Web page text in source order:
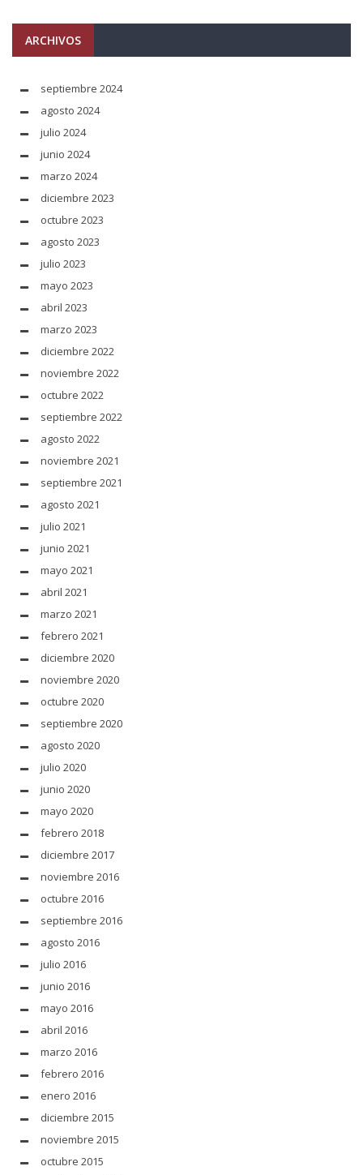
ARCHIVOS
septiembre 2024
agosto 2024
julio 2024
junio 2024
marzo 2024
diciembre 2023
octubre 2023
agosto 2023
julio 2023
mayo 2023
abril 2023
marzo 2023
diciembre 2022
noviembre 2022
octubre 2022
septiembre 2022
agosto 2022
noviembre 2021
septiembre 2021
agosto 2021
julio 2021
junio 2021
mayo 2021
abril 2021
marzo 2021
febrero 2021
diciembre 2020
noviembre 2020
octubre 2020
septiembre 2020
agosto 2020
julio 2020
junio 2020
mayo 2020
febrero 2018
diciembre 2017
noviembre 2016
octubre 2016
septiembre 2016
agosto 2016
julio 2016
junio 2016
mayo 2016
abril 2016
marzo 2016
febrero 2016
enero 2016
diciembre 2015
noviembre 2015
octubre 2015